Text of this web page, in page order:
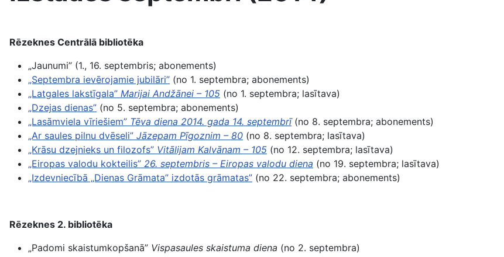
Rēzeknes Centrālā bibliotēka
„Jaunumi” (1., 16. septembris; abonements)
„Septembra ievērojamie jubilāri” (no 1. septembra; abonements)
„Latgales lakstīgala” Marijai Andžānei – 105 (no 1. septembra; lasītava)
„Dzejas dienas” (no 5. septembra; abonements)
„Lasāmviela vīriešiem” Tēva diena 2014. gada 14. septembrī(no 8. septembra; abonements)
„Ar saules pilnu dvēseli” Jāzepam Pīgoznim – 80 (no 8. septembra; lasītava)
„Krāsu dzejnieks un filozofs” Vitālijam Kalvānam – 105 (no 12. septembra; lasītava)
„Eiropas valodu kokteilis” 26. septembris – Eiropas valodu diena (no 19. septembra; lasītava)
„Izdevniecībā „Dienas Grāmata” izdotās grāmatas” (no 22. septembra; abonements)
Rēzeknes 2. bibliotēka
„Padomi skaistumkopšanā” Vispasaules skaistuma diena (no 2. septembra)